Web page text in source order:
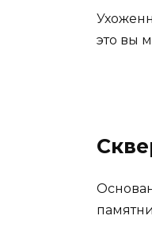
это вы